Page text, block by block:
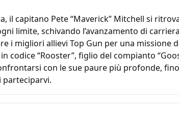
il capitano Pete “Maverick” Mitchell si
limite, schivando l’avanzamento di
i migliori allievi Top Gun per una missione
codice “Rooster”, figlio del compianto
con le sue paure più profonde,
parteciparvi.